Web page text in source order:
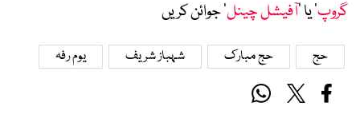
گروپ‘ یا ’آفیشل چینل‘ جوائن کریں
حج حج مبارک شہباز شریف یوم رفہ